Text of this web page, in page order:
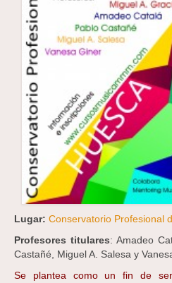
Lugar: Conservatorio Profesional
Profesores titulares: Amadeo
Castañé, Miguel A. Salesa y
Se plantea como un fin de